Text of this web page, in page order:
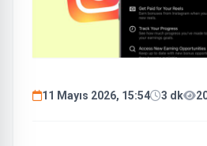
11 Mayıs 2026, 15:54 3 dk